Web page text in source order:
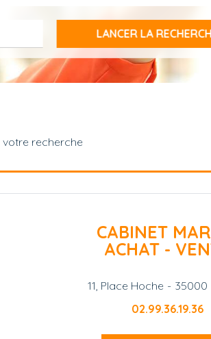
recherche
CABINET
ACHAT -
11, Place Hoche - 35000
02.99.36.19.36